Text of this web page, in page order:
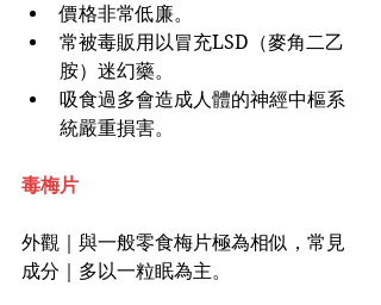
價格非常低廉。
常被毒販用以冒充LSD（麥角二乙
胺）迷幻藥。
吸食過多會造成人體的神經中樞系
統嚴重損害。
毒梅片
外觀｜與一般零食梅片極為相似，常見
成分｜多以一粒眠為主。